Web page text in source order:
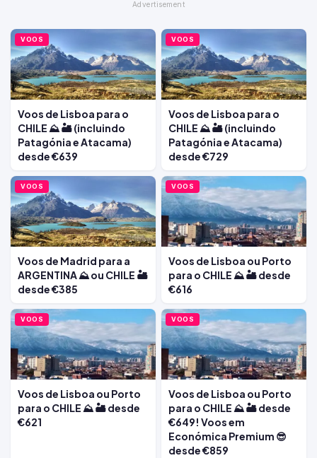
VOOS
Voos de Lisboa para o
CHILE ⛰️ 🏜️ (incluindo
Patagónia e Atacama)
desde €639
VOOS
Voos de Lisboa para o
CHILE ⛰️ 🏜️ (incluindo
Patagónia e Atacama)
desde €729
VOOS
Voos de Madrid para a
ARGENTINA ⛰️ ou CHILE 🏜️
desde €385
VOOS
Voos de Lisboa ou Porto
para o CHILE ⛰️ 🏜️ desde
€616
VOOS
Voos de Lisboa ou Porto
para o CHILE ⛰️ 🏜️ desde
€621
VOOS
Voos de Lisboa ou Porto
para o CHILE ⛰️ 🏜️ desde
€649! Voos em
Económica Premium 😎
desde €859